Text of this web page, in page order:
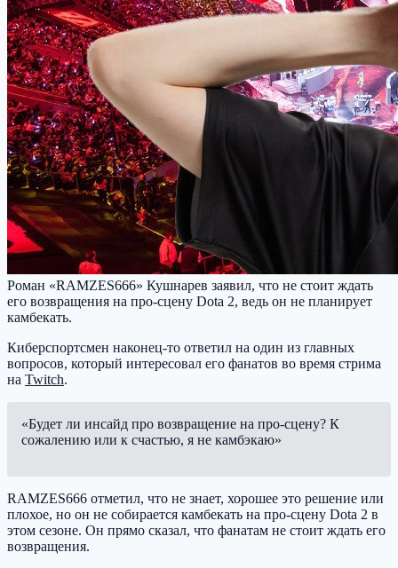
Роман «RAMZES666» Кушнарев заявил, что не стоит ждать
его возвращения на про-сцену Dota 2, ведь он не планирует
камбекать.
Киберспортсмен наконец-то ответил на один из главных
вопросов, который интересовал его фанатов во время стрима
на Twitch.
«Будет ли инсайд про возвращение на про-сцену? К
сожалению или к счастью, я не камбэкаю»
RAMZES666 отметил, что не знает, хорошее это решение или
плохое, но он не собирается камбекать на про-сцену Dota 2 в
этом сезоне. Он прямо сказал, что фанатам не стоит ждать его
возвращения.